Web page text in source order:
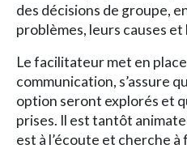
des décisions de groupe,
problèmes, leurs causes
Le facilitateur met en
communication, s’assure
option seront explorés et
prises. Il est tantôt
est à l’écoute et cherche